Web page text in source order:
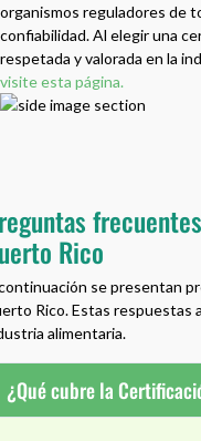
organismos reguladores de
confiabilidad. Al elegir una
respetada y valorada en la
visite esta página.
Rico
se presentan
Rico. Estas respuestas
alimentaria.
¿Qué cubre la